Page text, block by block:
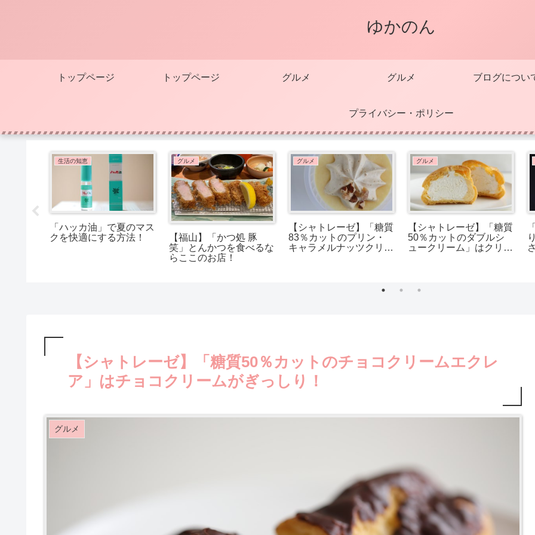
ゆかのん
トップページ トップページ グルメ グルメ ブログについ
プライバシー・ポリシー
生活の知恵
「ハッカ油」で夏のマス
クを快適にする方法！
グルメ
【福山】「かつ処 豚
笑」とんかつを食べるな
らここのお店！
グルメ
【シャトレーゼ】「糖質
83％カットのプリン・
キャラメルナッツクリー
グルメ
【シャトレーゼ】「糖質
50％カットのダブルシ
ュークリーム」はクリー
【シャトレーゼ】「糖質50％カットのチョコクリームエクレ
ア」はチョコクリームがぎっしり！
グルメ